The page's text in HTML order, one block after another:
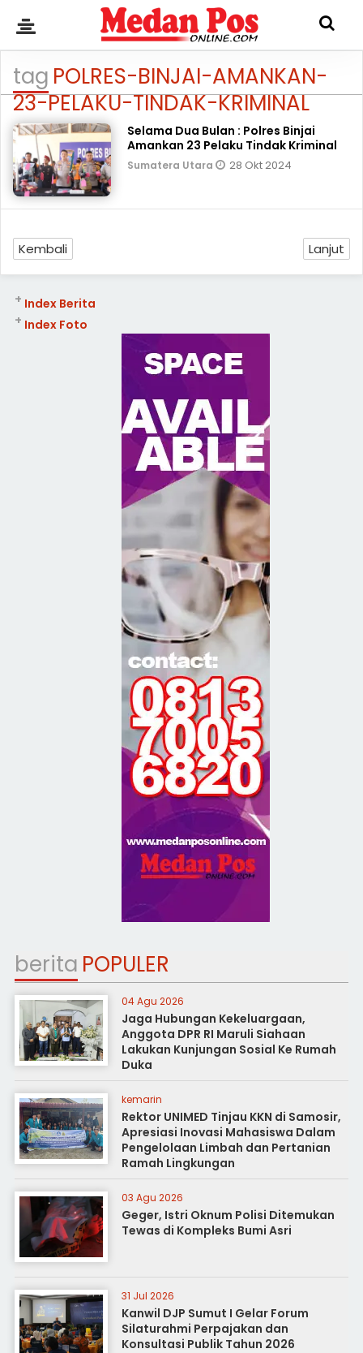
tag POLRES-BINJAI-AMANKAN-
23-PELAKU-TINDAK-KRIMINAL
Selama Dua Bulan : Polres Binjai
Amankan 23 Pelaku Tindak Kriminal
Sumatera Utara 28 Okt 2024
Kembali Lanjut
Index Berita
+
Index Foto
+
berita POPULER
04 Agu 2026
Jaga Hubungan Kekeluargaan,
Anggota DPR RI Maruli Siahaan
Lakukan Kunjungan Sosial Ke Rumah
Duka
kemarin
Rektor UNIMED Tinjau KKN di Samosir,
Apresiasi Inovasi Mahasiswa Dalam
Pengelolaan Limbah dan Pertanian
Ramah Lingkungan
03 Agu 2026
Geger, Istri Oknum Polisi Ditemukan
Tewas di Kompleks Bumi Asri
31 Jul 2026
Kanwil DJP Sumut I Gelar Forum
Silaturahmi Perpajakan dan
Konsultasi Publik Tahun 2026